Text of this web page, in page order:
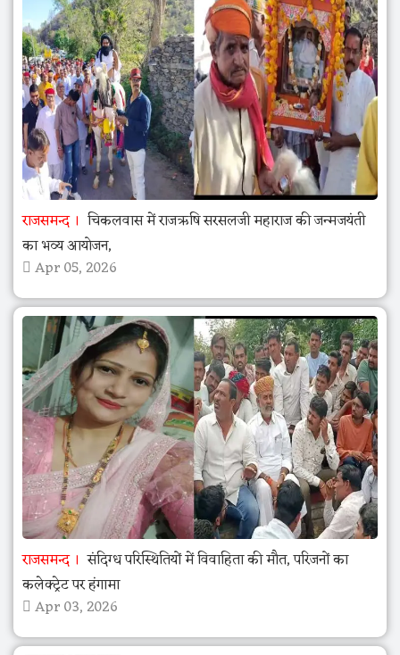
राजसमन्द
चिकलवास में राजऋषि सरसलजी महाराज की जन्मजयंती
का भव्य आयोजन,
Apr 05, 2026
राजसमन्द
संदिग्ध परिस्थितियों में विवाहिता की मौत, परिजनों का
कलेक्ट्रेट पर हंगामा
Apr 03, 2026